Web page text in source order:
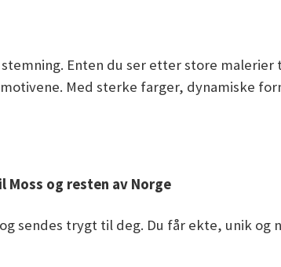
Enten du ser etter store
Med sterke farger, dynamiske
Moss og resten av Norge
sendes trygt til deg. Du får ekte, unik og